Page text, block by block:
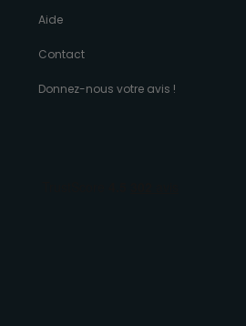
Aide
Contact
Donnez-nous votre avis !